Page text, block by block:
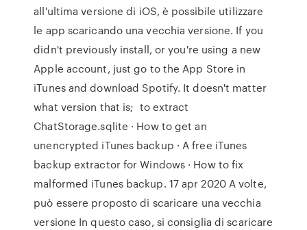
all'ultima versione di iOS, è possibile utilizzare
le app scaricando una vecchia versione. If you
didn't previously install, or you're using a new
Apple account, just go to the App Store in
iTunes and download Spotify. It doesn't matter
what version that is; to extract
ChatStorage.sqlite · How to get an
unencrypted iTunes backup · A free iTunes
backup extractor for Windows · How to fix
malformed iTunes backup. 17 apr 2020 A volte,
può essere proposto di scaricare una vecchia
versione In questo caso, si consiglia di scaricare